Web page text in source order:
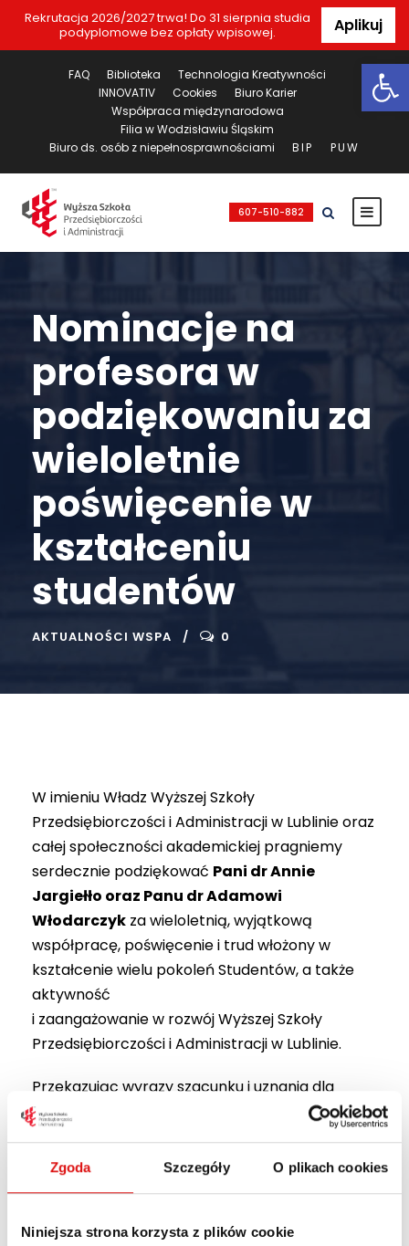
Zgoda Szczegóły O plikach cookies
Niniejsza strona korzysta z plików cookie
Rekrutacja 2026/2027 trwa! Do 31 sierpnia studia
podyplomowe bez opłaty wpisowej.
Aplikuj
FAQ Biblioteka
Technologia Kreatywności
INNOVATIV
Cookies
Biuro Karier
Współpraca międzynarodowa
Filia w Wodzisławiu Śląskim
Biuro ds. osób z niepełnosprawnościami
BIP PUW
607-510-882
Nominacje na
profesora w
podziękowaniu za
wieloletnie
poświęcenie w
kształceniu
studentów
AKTUALNOŚCI WSPA 0
W imieniu Władz Wyższej Szkoły
Przedsiębiorczości i Administracji w Lublinie oraz
całej społeczności akademickiej pragniemy
serdecznie podziękować Pani dr Annie
Jargiełło oraz Panu dr Adamowi
Włodarczyk za wieloletnią, wyjątkową
współpracę, poświęcenie i trud włożony w
kształcenie wielu pokoleń Studentów, a także
aktywność
i zaangażowanie w rozwój Wyższej Szkoły
Przedsiębiorczości i Administracji w Lublinie.
Przekazując wyrazy szacunku i uznania dla
całokształtu działalności na rzecz Uczelni, z
Wyższej Szkoły Przedsiębiorczości i Administracji
Szkoły Przedsiębiorczości i Administracji w